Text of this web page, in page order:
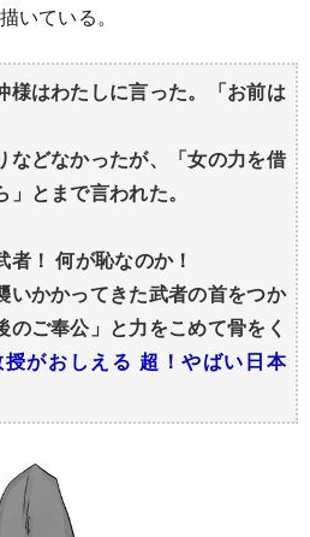
いている。
はわたしに言った。「お前は
どなかったが、「女の力を借
とまで言われた。
！ 何が恥なのか！
かかってきた武者の首をつか
ご奉公」と力をこめて骨をく
授がおしえる 超！やばい日本